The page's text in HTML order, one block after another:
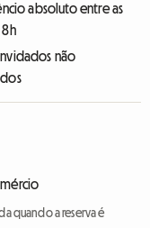
absoluto entre as
8h
não
quando a reserva é